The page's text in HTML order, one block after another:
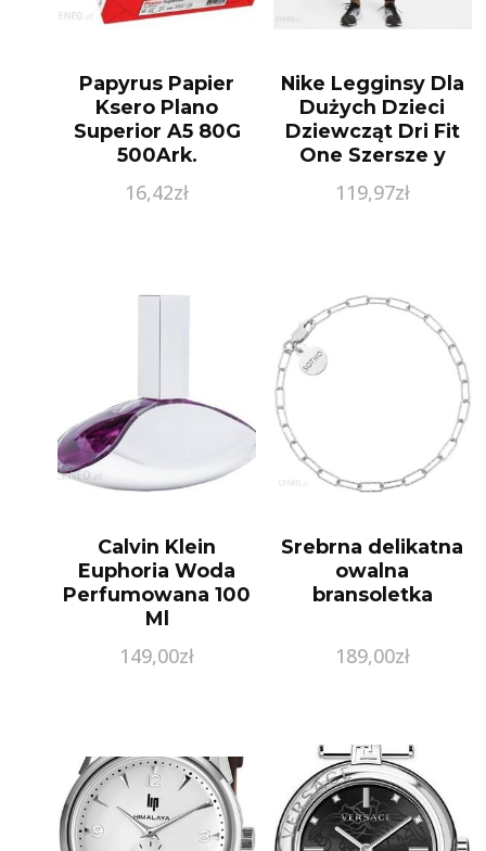
Papyrus Papier
Ksero Plano
Superior A5 80G
500Ark.
16,42zł
Nike Legginsy Dla
Dużych Dzieci
Dziewcząt Dri Fit
One Szersze y
119,97zł
Calvin Klein
Euphoria Woda
Perfumowana 100
Ml
149,00zł
Srebrna delikatna
owalna
bransoletka
189,00zł